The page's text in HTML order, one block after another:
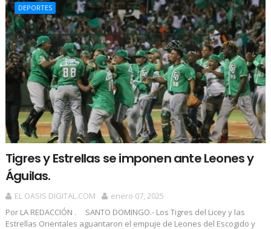
DEPORTES
Tigres y Estrellas se imponen ante Leones y
Águilas.
EL OASIS DIGITAL.COM
enero 07, 2025
Por LA REDACCIÓN . SANTO DOMINGO.- Los Tigres del Licey y las
Estrellas Orientales aguantaron el empuje de Leones del Escogido y